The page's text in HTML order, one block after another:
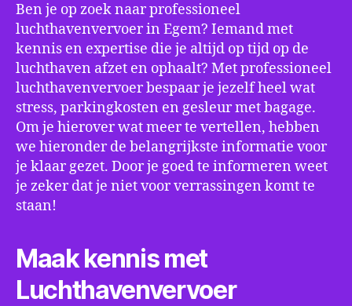
Ben je op zoek naar professioneel
luchthavenvervoer in Egem? Iemand met
kennis en expertise die je altijd op tijd op de
luchthaven afzet en ophaalt? Met professioneel
luchthavenvervoer bespaar je jezelf heel wat
stress, parkingkosten en gesleur met bagage.
Om je hierover wat meer te vertellen, hebben
we hieronder de belangrijkste informatie voor
je klaar gezet. Door je goed te informeren weet
je zeker dat je niet voor verrassingen komt te
staan!
Maak kennis met
Luchthavenvervoer